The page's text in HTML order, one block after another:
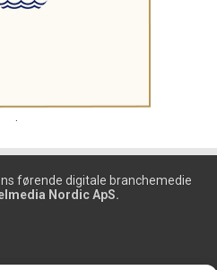
førende digitale branchemedie
Nordic ApS.